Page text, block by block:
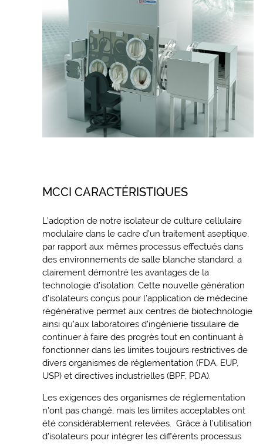
MCCI CARACTÉRISTIQUES
L’adoption de notre isolateur de culture cellulaire
modulaire dans le cadre d’un traitement aseptique,
par rapport aux mêmes processus effectués dans
des environnements de salle blanche standard, a
clairement démontré les avantages de la
technologie d’isolation. Cette nouvelle génération
d’isolateurs conçus pour l’application de médecine
régénérative permet aux centres de biotechnologie
ainsi qu’aux laboratoires d’ingénierie tissulaire de
continuer à faire des progrès tout en continuant à
fonctionner dans les limites toujours restrictives de
divers organismes de réglementation (FDA, EUP,
USP) et directives industrielles (BPF, PDA).
Les exigences des organismes de réglementation
n’ont pas changé, mais les limites acceptables ont
été considérablement relevées. Grâce à l’utilisation
d’isolateurs pour intégrer les différents processus